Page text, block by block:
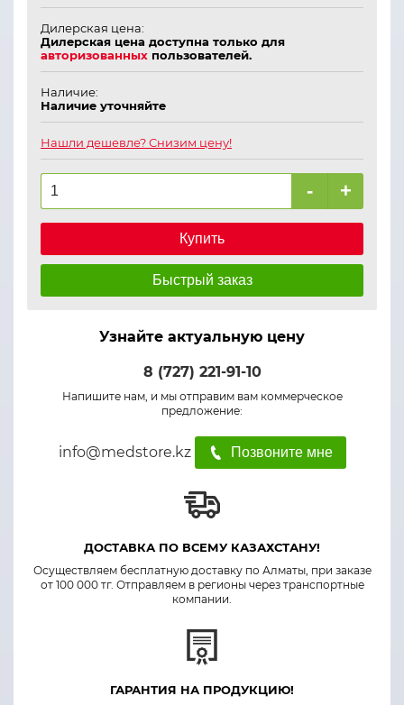
Дилерская цена:
Дилерская цена доступна только для
авторизованных пользователей.
Наличие:
Наличие уточняйте
Нашли дешевле? Снизим цену!
- +
Купить
Быстрый заказ
Узнайте актуальную цену
8 (727) 221-91-10
Напишите нам, и мы отправим вам коммерческое
предложение:
info@medstore.kz Позвоните мне
ДОСТАВКА ПО ВСЕМУ КАЗАХСТАНУ!
Осуществляем бесплатную доставку по Алматы, при заказе
от 100 000 тг. Отправляем в регионы через транспортные
компании.
ГАРАНТИЯ НА ПРОДУКЦИЮ!